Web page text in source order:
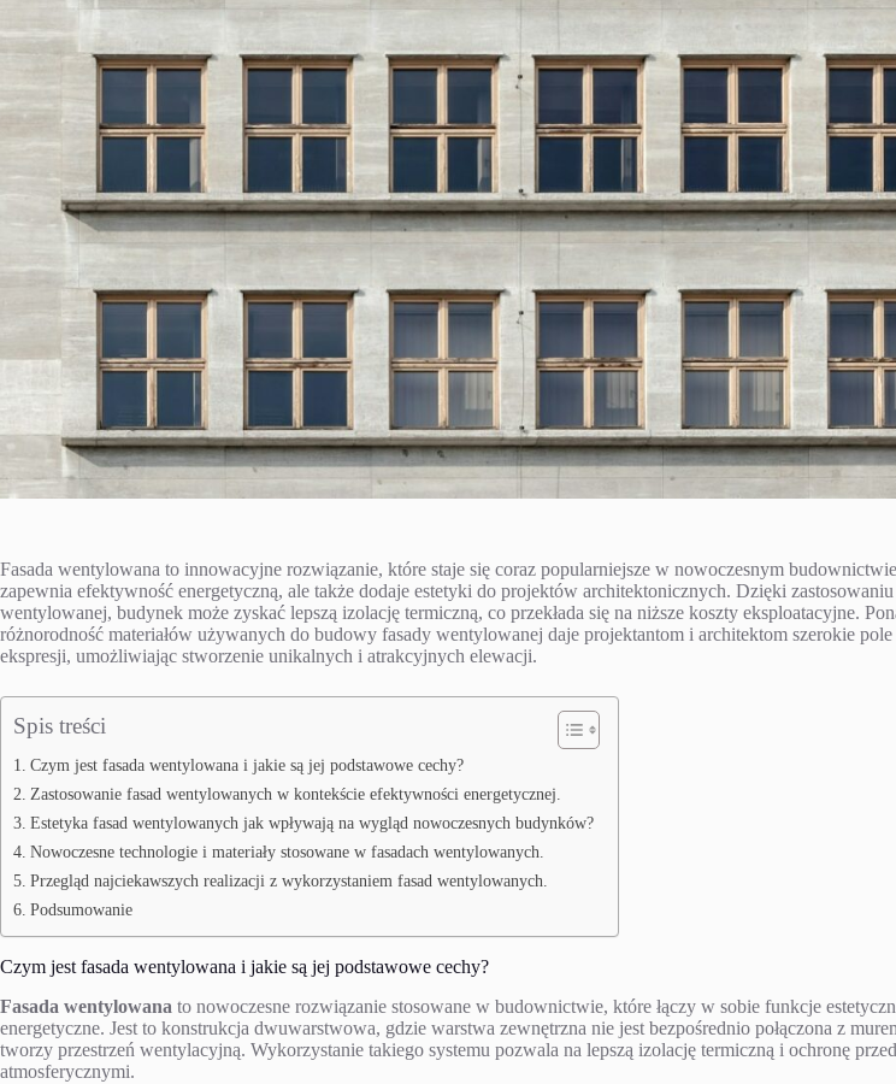
Fasada wentylowana to innowacyjne rozwiązanie, które staje się coraz popularniejsze w nowoczesnym
zapewnia efektywność energetyczną, ale także dodaje estetyki do projektów architektonicznych. Dzięki
wentylowanej, budynek może zyskać lepszą izolację termiczną, co przekłada się na niższe koszty eksploatacyjne.
różnorodność materiałów używanych do budowy fasady wentylowanej daje projektantom i architektom szerokie
ekspresji, umożliwiając stworzenie unikalnych i atrakcyjnych elewacji.
Spis treści
Czym jest fasada wentylowana i jakie są jej podstawowe cechy?
Zastosowanie fasad wentylowanych w kontekście efektywności energetycznej.
Estetyka fasad wentylowanych jak wpływają na wygląd nowoczesnych budynków?
Nowoczesne technologie i materiały stosowane w fasadach wentylowanych.
Przegląd najciekawszych realizacji z wykorzystaniem fasad wentylowanych.
Podsumowanie
Czym jest fasada wentylowana i jakie są jej podstawowe cechy?
Fasada wentylowana to nowoczesne rozwiązanie stosowane w budownictwie, które łączy w sobie funkcje
energetyczne. Jest to konstrukcja dwuwarstwowa, gdzie warstwa zewnętrzna nie jest bezpośrednio połączona z
tworzy przestrzeń wentylacyjną. Wykorzystanie takiego systemu pozwala na lepszą izolację termiczną i ochronę
atmosferycznymi.